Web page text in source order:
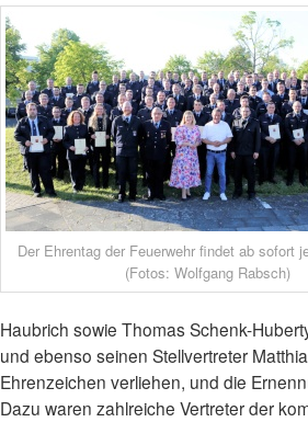
Der Ehrentag der Feuerwehr findet ab sofort
(Fotos: Wolfgang Rabsch)
Haubrich sowie Thomas Schenk-
und ebenso seinen Stellvertreter
Ehrenzeichen verliehen, und die
Dazu waren zahlreiche Vertreter der